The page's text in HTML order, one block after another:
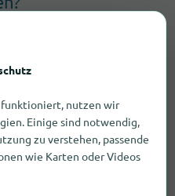
unter anderem
zu kaufen?
nutzen wir
Einige sind notwendig,
zu verstehen, passende
wie Karten oder Videos